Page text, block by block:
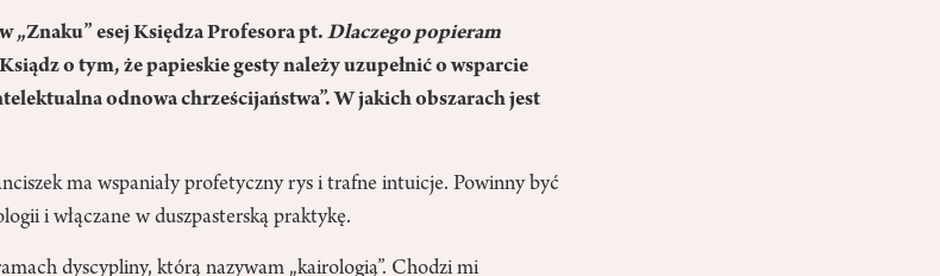
„Znaku” esej Księdza Profesora pt.Dlaczego popieram
o tym, że papieskie gesty należy uzupełnić o wsparcie
odnowa chrześcijaństwa”. W jakich obszarach jest
ma wspaniały profetyczny rys i trafne intuicje. Powinny być
i włączane w duszpasterską praktykę.
dyscypliny, którą nazywam „kairologią”. Chodzi mi